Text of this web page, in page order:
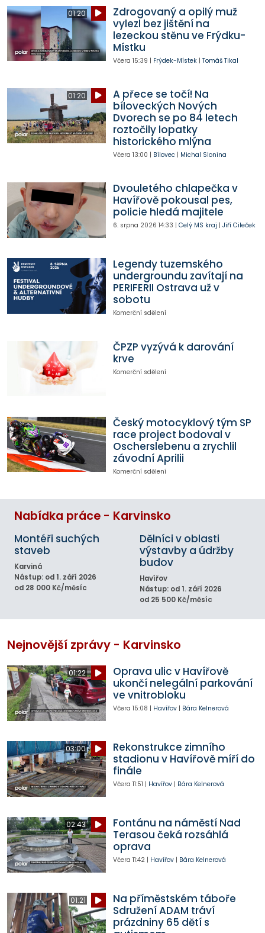
01:20
Zdrogovaný a opilý muž
vylezl bez jištění na
lezeckou stěnu ve Frýdku-
Místku
Včera 15:39 | Frýdek-Místek| Tomáš Tikal
01:20
A přece se točí! Na
bíloveckých Nových
Dvorech se po 84 letech
roztočily lopatky
historického mlýna
Včera 13:00 | Bílovec| Michal Slonina
Dvouletého chlapečka v
Havířově pokousal pes,
policie hledá majitele
6. srpna 2026 14:33 | Celý MS kraj | Jiří Cileček
Legendy tuzemského
undergroundu zavítají na
PERIFERII Ostrava už v
sobotu
Komerční sdělení
ČPZP vyzývá k darování
krve
Komerční sdělení
Český motocyklový tým SP
race project bodoval v
Oscherslebenu a zrychlil
závodní Aprilii
Komerční sdělení
Nabídka práce - Karvinsko
Montéři suchých
staveb
Karviná
Nástup: od 1. září 2026
od 28 000 Kč/měsíc
Dělníci v oblasti
výstavby a údržby
budov
Havířov
Nástup: od 1. září 2026
od 25 500 Kč/měsíc
Nejnovější zprávy - Karvinsko
01:22
Oprava ulic v Havířově
ukončí nelegální parkování
ve vnitrobloku
Včera 15:08 | Havířov| Bára Kelnerová
03:00
Rekonstrukce zimního
stadionu v Havířově míří do
finále
Včera 11:51 | Havířov| Bára Kelnerová
02:43
Fontánu na náměstí Nad
Terasou čeká rozsáhlá
oprava
Včera 11:42| Havířov| Bára Kelnerová
01:21
Na příměstském táboře
Sdružení ADAM tráví
prázdniny 65 dětí s